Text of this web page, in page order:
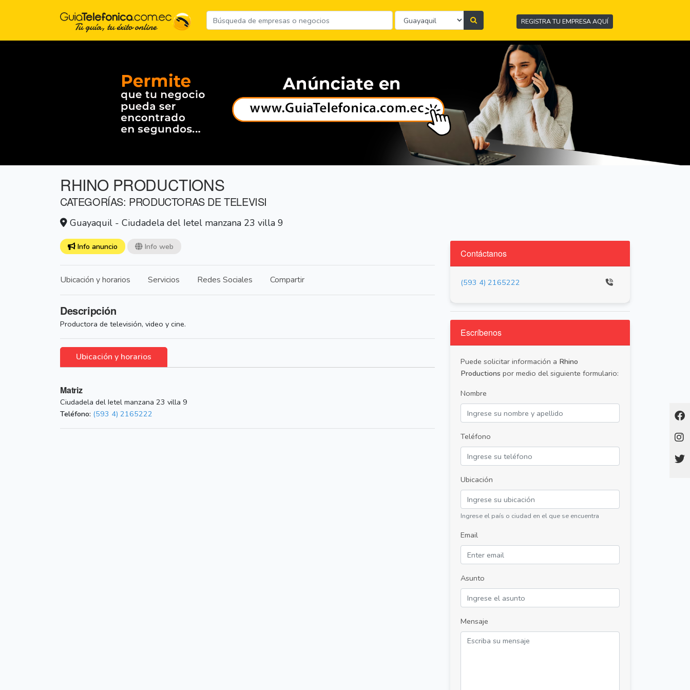
REGISTRA TU EMPRESA AQUÍ
RHINO PRODUCTIONS
CATEGORÍAS: PRODUCTORAS DE TELEVISI
Guayaquil - Ciudadela del Ietel manzana 23 villa 9
Info anuncio Info web
Ubicación y horarios Servicios Redes Sociales Compartir
Descripción
Productora de televisión, video y cine.
Ubicación y horarios
Matriz
Ciudadela del Ietel manzana 23 villa 9
Teléfono: (593 4) 2165222
Contáctanos
(593 4) 2165222
Escríbenos
Puede solicitar información a Rhino
Productions por medio del siguiente formulario:
Nombre
Teléfono
Ubicación
Ingrese el país o ciudad en el que se encuentra
Email
Asunto
Mensaje